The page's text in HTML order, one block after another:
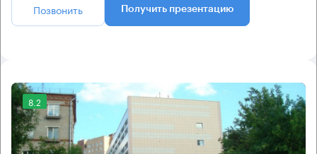
Позвонить Получить презентацию
8.2